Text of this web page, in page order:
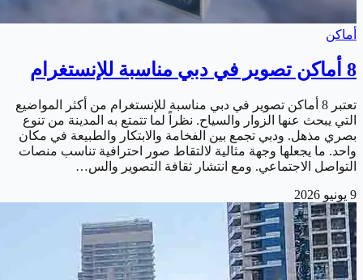
أماكن
8 أماكن تصوير في دبي مناسبة للإنستغرام
تعتبر 8 أماكن تصوير في دبي مناسبة للإنستغرام من أكثر المواضيع
التي يبحث عنها الزوار والسياح. نظراً لما تتمتع به المدينة من تنوع
بصري مذهل. ودبي تجمع بين الفخامة والابتكار والطبيعة في مكان
واحد. ما يجعلها وجهة مثالية لالتقاط صور احترافية تناسب منصات
التواصل الاجتماعي. ومع انتشار ثقافة التصوير والس…
9 يونيو 2026